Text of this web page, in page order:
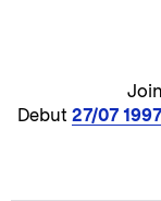
Debut 27/07 1997